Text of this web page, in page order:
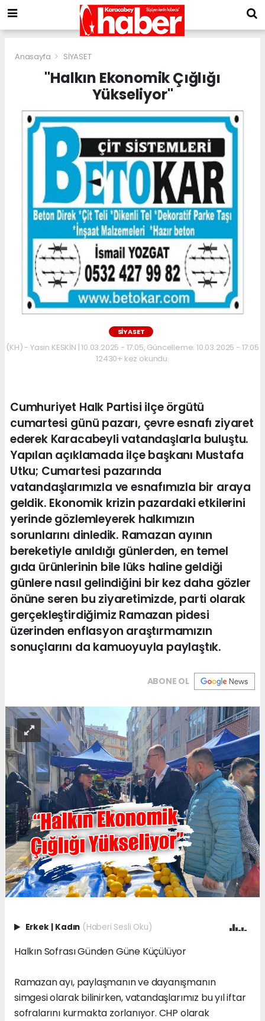
Anasayfa SİYASET
"Halkın Ekonomik Çığlığı
Yükseliyor"
SİYASET
(KH) - Yasin KESKİN | 10.03.2025 - 17:05, Güncelleme: 10.03.2025 - 17:05
12430+ kez okundu.
Cumhuriyet Halk Partisi ilçe örgütü
cumartesi günü pazarı, çevre esnafı ziyaret
ederek Karacabeyli vatandaşlarla buluştu.
Yapılan açıklamada ilçe başkanı Mustafa
Utku; Cumartesi pazarında
vatandaşlarımızla ve esnafımızla bir araya
geldik. Ekonomik krizin pazardaki etkilerini
yerinde gözlemleyerek halkımızın
sorunlarını dinledik. Ramazan ayının
bereketiyle anıldığı günlerden, en temel
gıda ürünlerinin bile lüks haline geldiği
günlere nasıl gelindiğini bir kez daha gözler
önüne seren bu ziyaretimizde, parti olarak
gerçekleştirdiğimiz Ramazan pidesi
üzerinden enflasyon araştırmamızın
sonuçlarını da kamuoyuyla paylaştık.
ABONE OL
Erkek | Kadın (Haberi Sesli Oku)
Halkın Sofrası Günden Güne Küçülüyor
Ramazan ayı, paylaşmanın ve dayanışmanın
simgesi olarak bilinirken, vatandaşlarımız bu yıl iftar
sofralarını kurmakta zorlanıyor. CHP olarak